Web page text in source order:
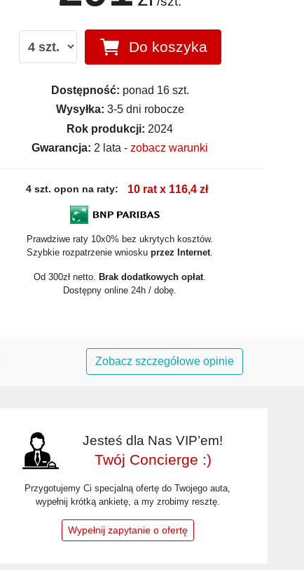
Do koszyka
Dostępność: ponad 16 szt.
Wysyłka: 3-5 dni robocze
Rok produkcji: 2024
Gwarancja: 2 lata -zobacz warunki
4 szt. opon na raty: 10 rat x 116,4 zł
Prawdziwe raty 10x0% bez ukrytych kosztów.
Szybkie rozpatrzenie wnioskuprzez Internet
Od 300zł netto. Brak dodatkowych opłat
Dostępny online 24h / dobę.
Zobacz szczegółowe opinie
Jesteś dla Nas VIP’em!
Twój Concierge :)
Przygotujemy Ci specjalną ofertę do Twojego auta,
wypełnij krótką ankietę, a my zrobimy resztę.
Wypełnij zapytanie o ofertę